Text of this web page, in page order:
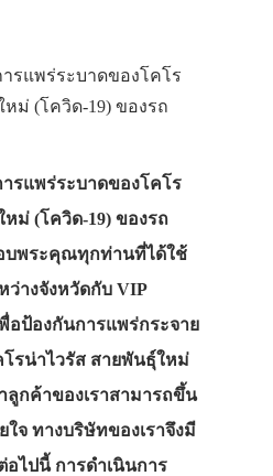
รแพร่ระบาดของโคโร
ม่ (โควิด-19) ของรถ
รแพร่ระบาดของโคโร
ม่ (โควิด-19) ของรถ
บพระคุณทุกท่านที่ได้ใช้
ว่างจังหวัดกับ VIP
อป้องกันการแพร่กระจาย
รน่าไวรัส สายพันธุ์ใหม่
ลูกค้าของเราสามารถขึ้น
ใจ ทางบริษัทของเราจึงมี
อไปนี้ การดำเนินการ